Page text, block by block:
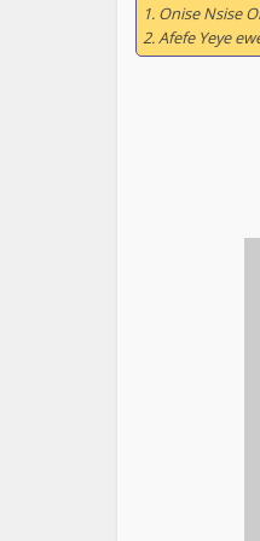
1. Onise Nsise
2. Afefe Yeye